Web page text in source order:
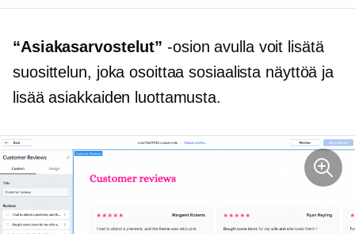
“Asiakasarvostelut” -osion avulla voit lisätä
suosittelun, joka osoittaa sosiaalista näyttöä ja
lisää asiakkaiden luottamusta.